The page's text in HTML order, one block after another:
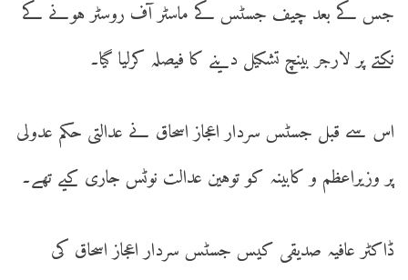
جس کے بعد چیف جسٹس کے ماسٹر آف روسٹر ہونے کے
نکتے پر لارجر بینچ تشکیل دینے کا فیصلہ کرلیا گیا۔
اس سے قبل جسٹس سردار اعجاز اسحاق نے عدالتی حکم عدولی
پر وزیراعظم و کابینہ کو توہین عدالت نوٹس جاری کیے تھے۔
ڈاکٹر عافیہ صدیقی کیس جسٹس سردار اعجاز اسحاق کی